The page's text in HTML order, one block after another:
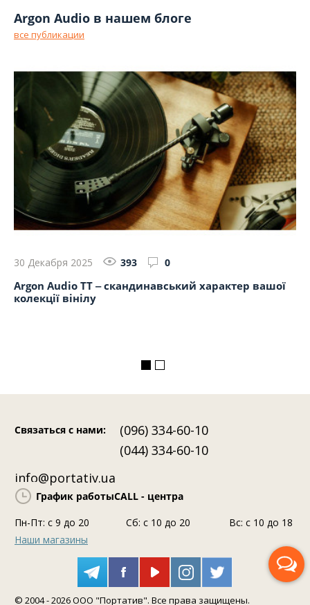
Argon Audio в нашем блоге
30 Декабря 2025 393 0
Argon Audio TT ‒ скандинавський характер вашої
колекції вінілу
все публикации
Связаться с нами:
(096) 334-60-10
(044) 334-60-10
info@portativ.ua
График работыCALL - центра
Пн-Пт: c 9 до 20
Сб: с 10 до 20
Вс: с 10 до 18
Наши магазины
© 2004 - 2026 ООО "Портатив". Все права защищены.
Перезвоните мне